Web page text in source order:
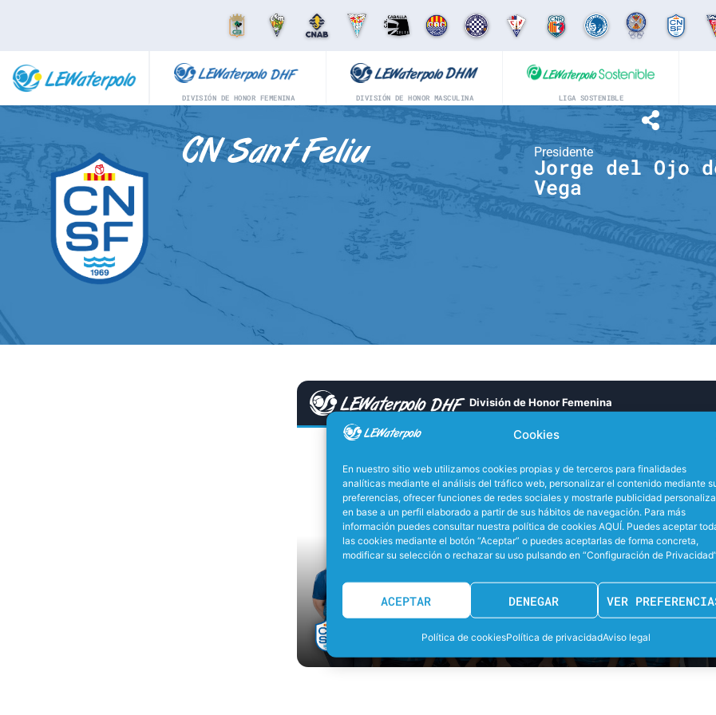
Cookies
En nuestro sitio web utilizamos cookies propias y de terceros para finalidades
analíticas mediante el análisis del tráfico web, personalizar el contenido mediante
preferencias, ofrecer funciones de redes sociales y mostrarle publicidad
en base a un perfil elaborado a partir de sus hábitos de navegación. Para más
información puedes consultar nuestra política de cookies AQUÍ. Puedes aceptar
las cookies mediante el botón “Aceptar” o puedes aceptarlas de forma concreta,
modificar su selección o rechazar su uso pulsando en “Configuración de
ACEPTAR DENEGAR VER
Política de cookiesPolítica de privacidadAviso legal
DIVISIÓN DE HONOR FEMENINA DIVISIÓN DE HONOR MASCULINA LIGA SOSTENIBLE
CN Sant Feliu Presidente
Jorge del Ojo
Vega
División de Honor Femenina
CN Sant Feliu